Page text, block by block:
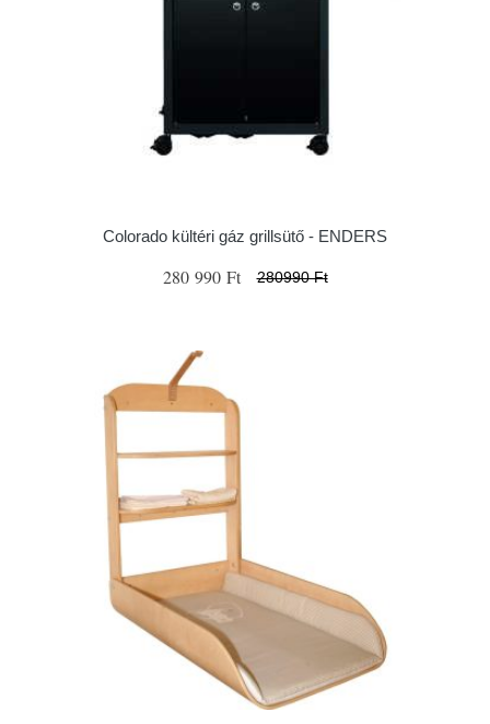
Colorado kültéri gáz grillsütő - ENDERS
280 990 Ft 280990 Ft